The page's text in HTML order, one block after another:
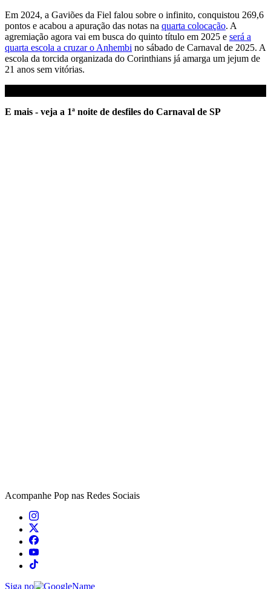
Em 2024, a Gaviões da Fiel falou sobre o infinito, conquistou 269,6
pontos e acabou a apuração das notas na quarta colocação. A
agremiação agora vai em busca do quinto título em 2025 e será a
quarta escola a cruzar o Anhembi no sábado de Carnaval de 2025. A
escola da torcida organizada do Corinthians já amarga um jejum de
21 anos sem vitórias.
E mais - veja a 1ª noite de desfiles do Carnaval de SP
Acompanhe Pop nas Redes Sociais
Siga no